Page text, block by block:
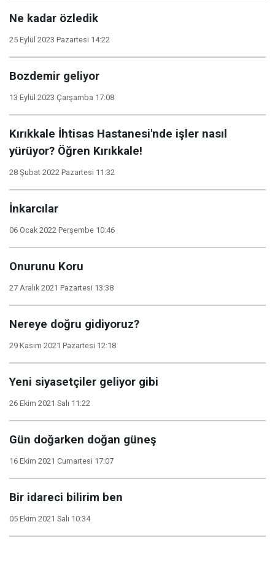
Ne kadar özledik
25 Eylül 2023 Pazartesi 14:22
Bozdemir geliyor
13 Eylül 2023 Çarşamba 17:08
Kırıkkale İhtisas Hastanesi'nde işler nasıl
yürüyor? Öğren Kırıkkale!
28 Şubat 2022 Pazartesi 11:32
İnkarcılar
06 Ocak 2022 Perşembe 10:46
Onurunu Koru
27 Aralık 2021 Pazartesi 13:38
Nereye doğru gidiyoruz?
29 Kasım 2021 Pazartesi 12:18
Yeni siyasetçiler geliyor gibi
26 Ekim 2021 Salı 11:22
Gün doğarken doğan güneş
16 Ekim 2021 Cumartesi 17:07
Bir idareci bilirim ben
05 Ekim 2021 Salı 10:34